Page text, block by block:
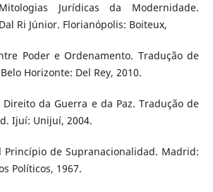
Jurídicas da Modernidade.
Ri Júnior. Florianópolis: Boiteux,
Poder e Ordenamento. Tradução de
Horizonte: Del Rey, 2010.
Direito da Guerra e da Paz. Tradução de
Ijuí: Unijuí, 2004.
Princípio de Supranacionalidad. Madrid:
Políticos, 1967.